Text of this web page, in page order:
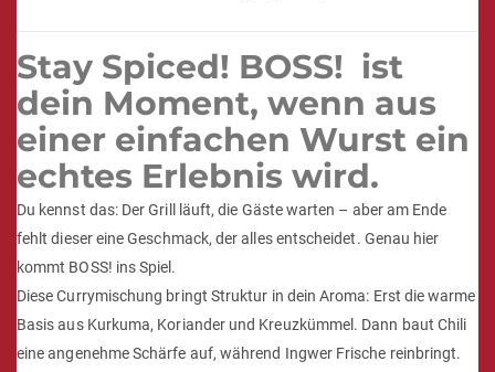
Stay Spiced! BOSS! ist
dein Moment, wenn aus
einer einfachen Wurst ein
echtes Erlebnis wird.
Du kennst das: Der Grill läuft, die Gäste warten – aber am Ende
fehlt dieser eine Geschmack, der alles entscheidet. Genau hier
kommt BOSS! ins Spiel.
Diese Currymischung bringt Struktur in dein Aroma: Erst die warme
Basis aus Kurkuma, Koriander und Kreuzkümmel. Dann baut Chili
eine angenehme Schärfe auf, während Ingwer Frische reinbringt.